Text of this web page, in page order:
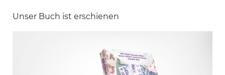
Unser Buch ist erschienen